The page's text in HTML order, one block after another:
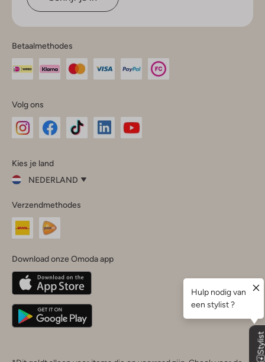
Betaalmethodes
Volg ons
InstagramFacebook
Kies je land
NEDERLAND
je
land
Nederland
Belgique(Français)
Deutschland
Verzendmethodes
Download onze Omoda app